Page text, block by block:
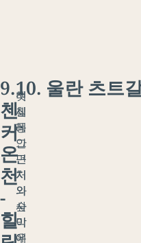
9.
첸
커
온
천
-
힐
쳇
세
레
그
근
처
의
숲
이
우
며
칠
동
안
먼
지
와
사
막
에
10. 울란 츠트